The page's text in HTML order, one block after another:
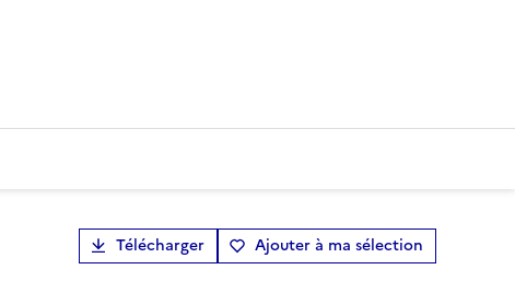
Télécharger Ajouter à ma sélection